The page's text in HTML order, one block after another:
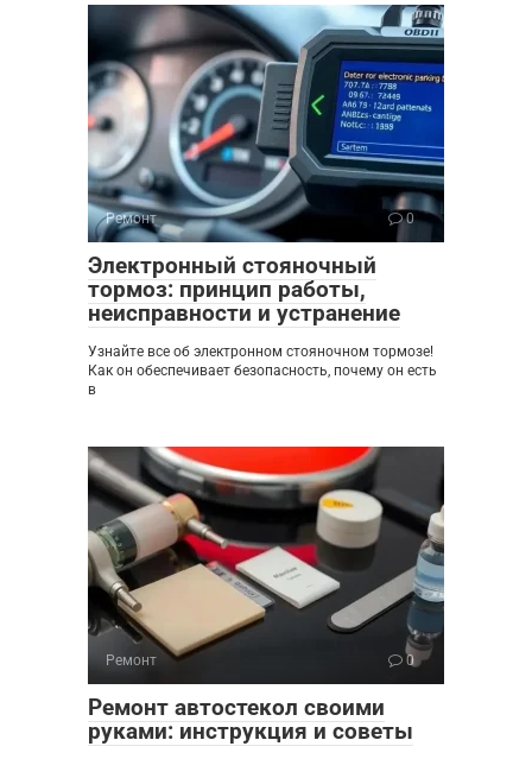
Ремонт 0
Электронный стояночный
тормоз: принцип работы,
неисправности и устранение
Узнайте все об электронном стояночном тормозе!
Как он обеспечивает безопасность, почему он есть
в
Ремонт 0
Ремонт автостекол своими
руками: инструкция и советы